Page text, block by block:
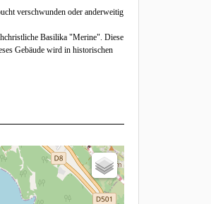
verschwunden oder anderweitig
Basilika "Merine". Diese
Gebäude wird in historischen